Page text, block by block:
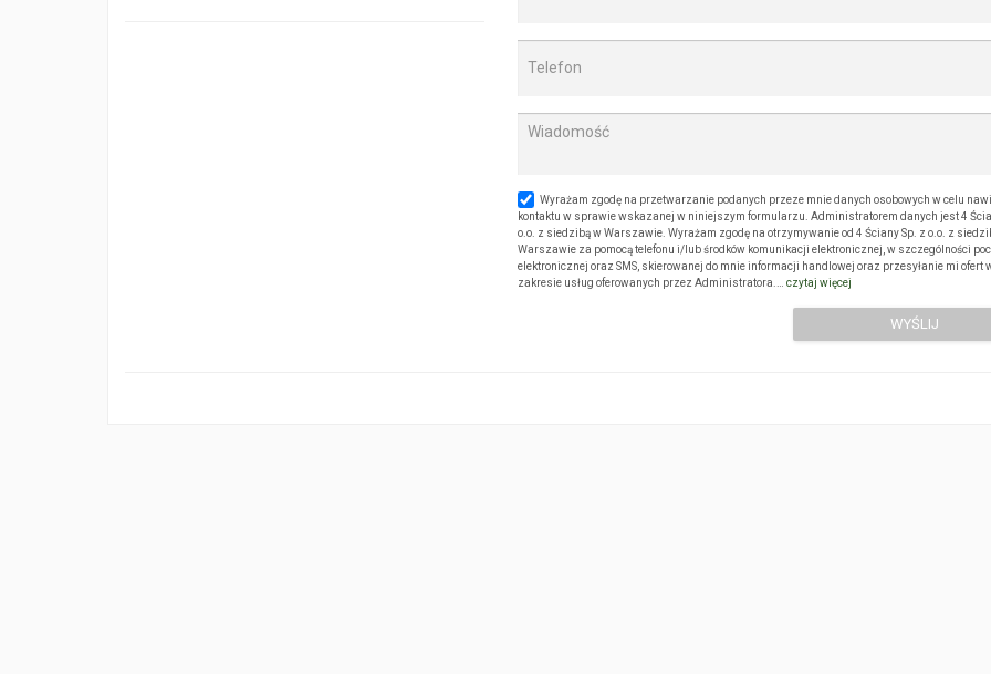
Wyrażam zgodę na przetwarzanie podanych przeze mnie danych osobowych w celu
kontaktu w sprawie wskazanej w niniejszym formularzu. Administratorem danych jest 4
o.o. z siedzibą w Warszawie. Wyrażam zgodę na otrzymywanie od 4 Ściany Sp. z o.o. z
Warszawie za pomocą telefonu i/lub środków komunikacji elektronicznej, w szczególności
elektronicznej oraz SMS, skierowanej do mnie informacji handlowej oraz przesyłanie mi ofert
zakresie usług oferowanych przez Administratora.…czytaj więcej